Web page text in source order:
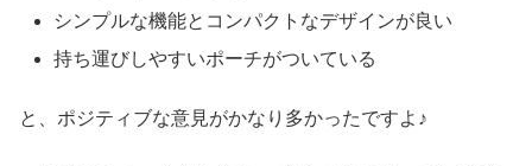
シンプルな機能とコンパクトなデザインが良い
持ち運びしやすいポーチがついている
と、ポジティブな意見がかなり多かったですよ♪